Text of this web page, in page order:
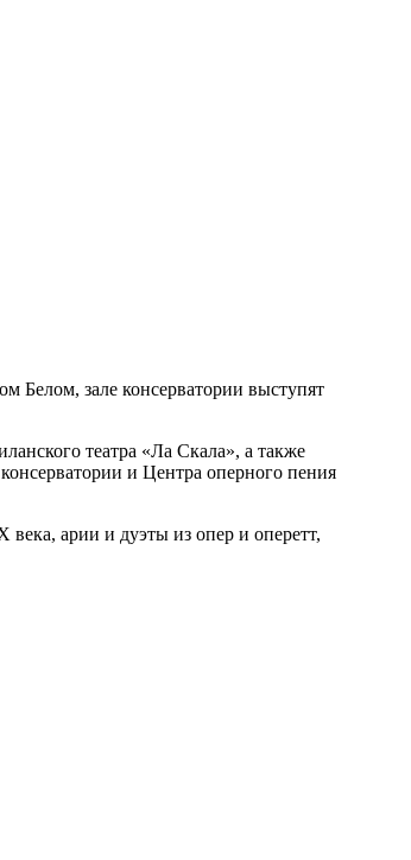
Белом, зале консерватории выступят
театра «Ла Скала», а также
и Центра оперного пения
века, арии и дуэты из опер и оперетт,